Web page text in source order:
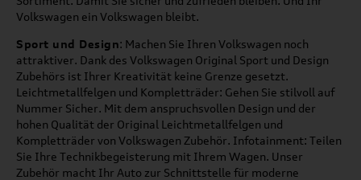
Volkswagen ein Volkswagen bleibt.
Sport und Design: Machen Sie Ihren Volkswagen noch
attraktiver. Dank des Volkswagen Original Sport und Design
Zubehörs ist Ihrer Kreativität keine Grenze gesetzt.
Leichtmetallfelgen und Kompletträder: Gehen Sie stilvoll auf
Nummer Sicher. Mit dem anspruchsvollen Design und der
hohen Qualität der Original Leichtmetallfelgen und
Kompletträder von Volkswagen Zubehör. Infotainment: Teilen
Sie Ihre Technikbegeisterung mit Ihrem Wagen. Unser
Zubehör macht Ihr Auto zur Schnittstelle für moderne